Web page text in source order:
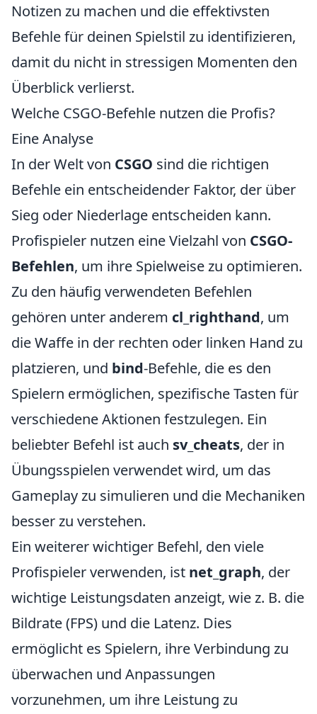
Notizen zu machen und die effektivsten
Befehle für deinen Spielstil zu identifizieren,
damit du nicht in stressigen Momenten den
Überblick verlierst.
Welche CSGO-Befehle nutzen die Profis?
Eine Analyse
In der Welt von CSGO sind die richtigen
Befehle ein entscheidender Faktor, der über
Sieg oder Niederlage entscheiden kann.
Profispieler nutzen eine Vielzahl von CSGO-
Befehlen, um ihre Spielweise zu optimieren.
Zu den häufig verwendeten Befehlen
gehören unter anderem cl_righthand, um
die Waffe in der rechten oder linken Hand zu
platzieren, und bind-Befehle, die es den
Spielern ermöglichen, spezifische Tasten für
verschiedene Aktionen festzulegen. Ein
beliebter Befehl ist auch sv_cheats, der in
Übungsspielen verwendet wird, um das
Gameplay zu simulieren und die Mechaniken
besser zu verstehen.
Ein weiterer wichtiger Befehl, den viele
Profispieler verwenden, ist net_graph, der
wichtige Leistungsdaten anzeigt, wie z. B. die
Bildrate (FPS) und die Latenz. Dies
ermöglicht es Spielern, ihre Verbindung zu
überwachen und Anpassungen
vorzunehmen, um ihre Leistung zu